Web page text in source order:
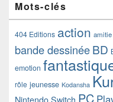
Mots-clés
404 Editions action amitie
bande dessinéeBD
emotion
rôle jeunesse Kodansha
Nintendo Switch PC